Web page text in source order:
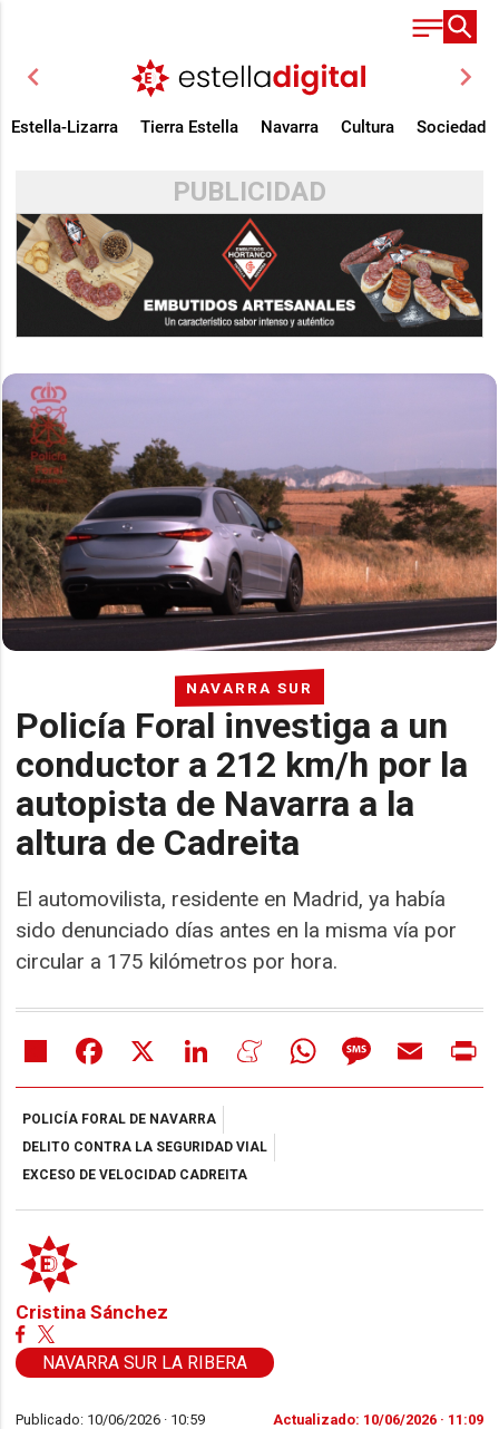
chevron_left chevron_right
Estella-Lizarra Tierra Estella Navarra Cultura Sociedad
PUBLICIDAD
NAVARRA SUR
Policía Foral investiga a un
conductor a 212 km/h por la
autopista de Navarra a la
altura de Cadreita
El automovilista, residente en Madrid, ya había
sido denunciado días antes en la misma vía por
circular a 175 kilómetros por hora.
Share Facebook LinkedIn MeneameWhatsAppMessageEmail
POLICÍA FORAL DE NAVARRA
DELITO CONTRA LA SEGURIDAD VIAL
EXCESO DE VELOCIDAD CADREITA
Cristina Sánchez
NAVARRA SUR LA RIBERA
Publicado: 10/06/2026 · 10:59 Actualizado: 10/06/2026 · 11:09